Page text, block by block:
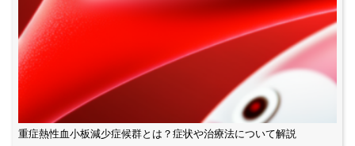
重症熱性血小板減少症候群とは？症状や治療法について解説